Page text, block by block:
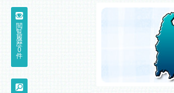
閲
覧
履
歴
0
件